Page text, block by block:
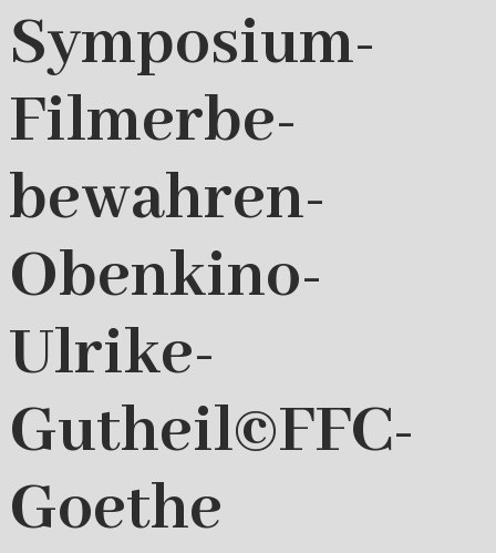
Symposium-
Filmerbe-
bewahren-
Obenkino-
Ulrike-
Gutheil©FFC-
Goethe